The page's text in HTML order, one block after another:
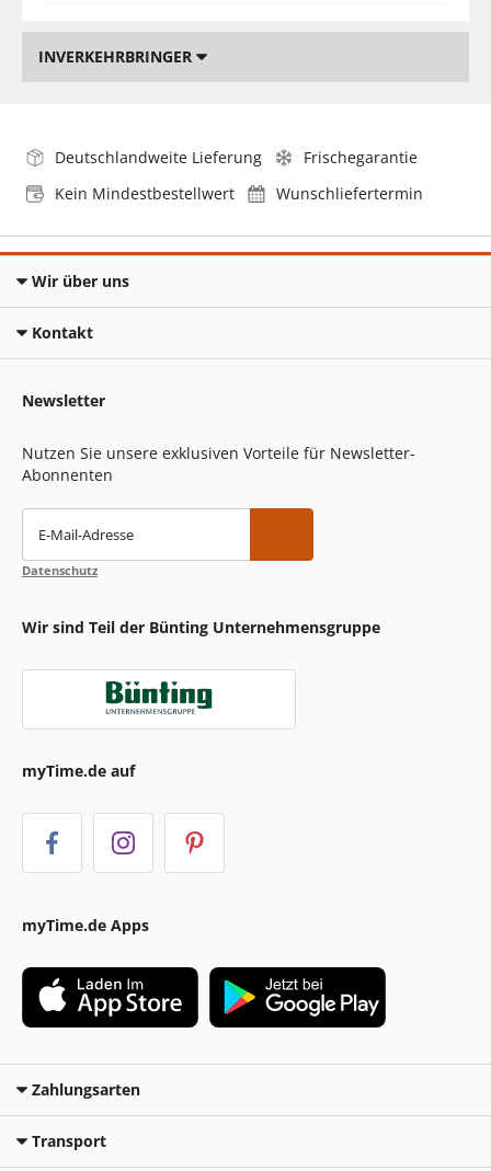
INVERKEHRBRINGER
Deutschlandweite Lieferung
Frischegarantie
Kein Mindestbestellwert
Wunschliefertermin
Wir über uns
Kontakt
Newsletter
Nutzen Sie unsere exklusiven Vorteile für Newsletter-
Abonnenten
E-Mail-Adresse
Datenschutz
Wir sind Teil der Bünting Unternehmensgruppe
myTime.de auf
myTime.de Apps
Zahlungsarten
Transport